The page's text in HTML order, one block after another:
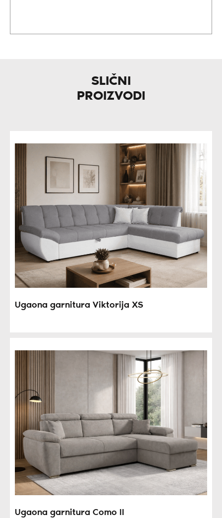
SLIČNI
PROIZVODI
Ugaona garnitura Viktorija XS
Ugaona garnitura Como II